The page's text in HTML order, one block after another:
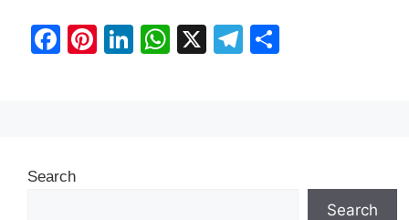
F
o
Pi Li
W X
T
Search
Search